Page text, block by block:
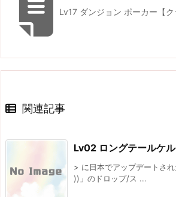
Lv17 ダンジョン ポーカー【ク
関連記事
Lv02 ロングテールケ
> に日本でアップデートさ
))」のドロップ/ス ...